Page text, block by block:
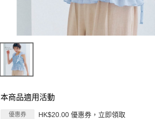
本商品適用活動
優惠券 HK$20.00 優惠券，立即領取